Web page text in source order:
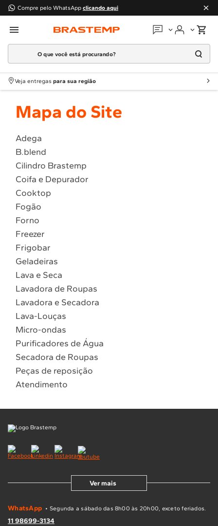
Compre pelo WhatsApp clicando aqui
Em que podemos
Atendimento Brastemp
Localizar assistência técnica
O que você está procurando?
Termos mais buscados
1º Geladeira
2
Fogao
4 º Lava Louça
5 º Cooktop
6º Microondas Brastemp
7º Forno
8º Embutir
9º Lava Seca
Veja entregas para sua região
Mapa do Site
Adega
B.blend
Cilindro Brastemp
Coifa e Depurador
Cooktop
Fogão
Forno
Freezer
Frigobar
Geladeiras
Lava e Seca
Lavadora de Roupas
Lavadora e Secadora
Lava-Louças
Micro-ondas
Purificadores de Água
Secadora de Roupas
Peças de reposição
Atendimento
Ver mais
WhatsApp • Segunda a sábado das 8h00 às 20h00, exceto feriados.
11 98699-3134